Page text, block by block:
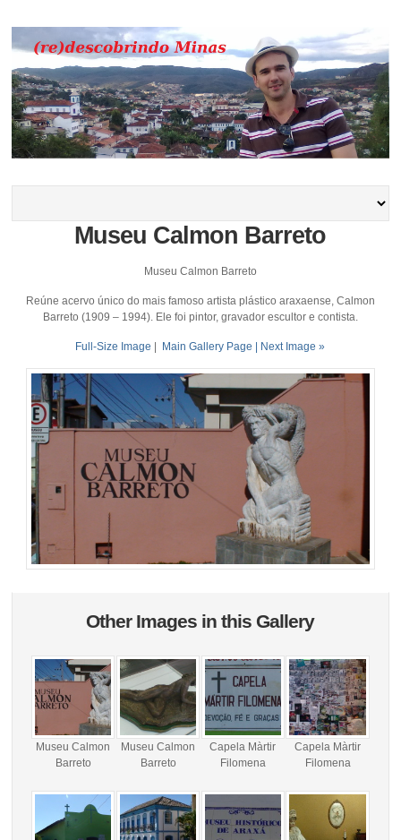
Museu Calmon Barreto
Museu Calmon Barreto
Reúne acervo único do mais famoso artista plástico araxaense, Calmon
Barreto (1909 – 1994). Ele foi pintor, gravador escultor e contista.
Full-Size Image | Main Gallery Page | Next Image »
Other Images in this Gallery
Museu Calmon
Barreto
Museu Calmon
Barreto
Capela Màrtir
Filomena
Capela Màrtir
Filomena